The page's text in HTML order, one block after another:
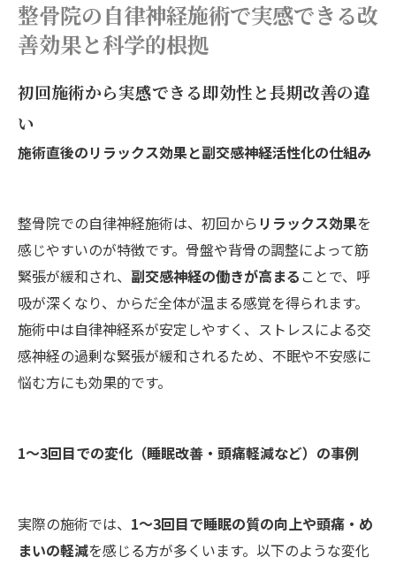
整骨院の自律神経施術で実感できる改
善効果と科学的根拠
初回施術から実感できる即効性と長期改善の違
い
施術直後のリラックス効果と副交感神経活性化の仕組み
整骨院での自律神経施術は、初回から リラックス効果を
感じやすいのが特徴です。骨盤や背骨の調整によって筋
緊張が緩和され、 副交感神経の働きが高まる ことで、呼
吸が深くなり、からだ全体が温まる感覚を得られます。
施術中は自律神経系が安定しやすく、ストレスによる交
感神経の過剰な緊張が緩和されるため、不眠や不安感に
悩む方にも効果的です。
1～3回目での変化（睡眠改善・頭痛軽減など）の事例
実際の施術では、 1～3回目で睡眠の質の向上や頭痛・め
まいの軽減を感じる方が多くいます。以下のような変化